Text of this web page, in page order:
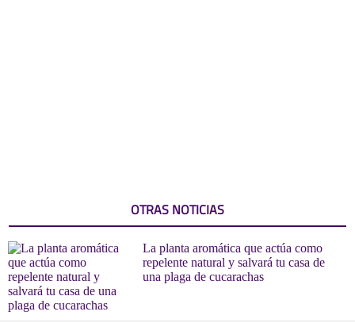
OTRAS NOTICIAS
La planta aromática que actúa como
repelente natural y salvará tu casa de
una plaga de cucarachas